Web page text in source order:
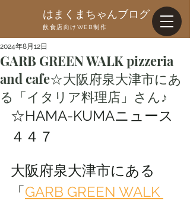
はまくまちゃんブログ
飲食店向けWEB制作
GARB GREEN WALK pizzeria
and cafe☆大阪府泉大津市にあ
る「イタリア料理店」さん♪
2024年8月12日
☆HAMA-KUMAニュース
４４７
大阪府泉大津市にある
「GARB GREEN WALK